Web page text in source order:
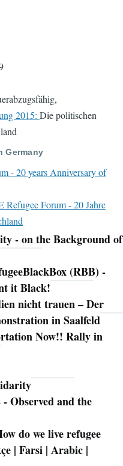
2015: Die politischen
Germany
- 20 years Anniversary of
Forum - 20 Jahre
- on the Background of
(RBB) -
it Black!
nicht trauen – Der
in Saalfeld
Now!! Rally in
Observed and the
do we live refugee
| Farsi | Arabic |